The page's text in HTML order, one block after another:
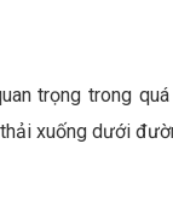
trọng trong
xuống dưới